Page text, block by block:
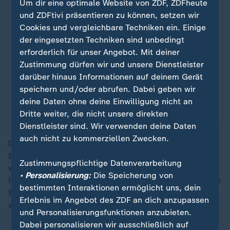
denDatenschutzeinstellungen. Ihre
Zustimmung können Sie im Bereich „Meine
News“ jederzeit widerrufen.
Infografiken anzeigen
Datenschutzeinstellungen anpassen
Deutlich über dem Durchschnitt liegt der Anteil der
Beschäftigten mit Einwanderungsgeschichte auch in
weiteren Mangelberufen: so etwa in der
Fleischverarbeitung, im Verkauf vonLebensmitteln
, bei
Berufskraftfahrern im Güterverkehr, in der Altenpflege
sowie im Metallbau und der Elektrotechnik.
Um dir eine optimale Website von ZDF, ZDFheute
und ZDFtivi präsentieren zu können, setzen wir
Cookies und vergleichbare Techniken ein. Einige
der eingesetzten Techniken sind unbedingt
erforderlich für unser Angebot. Mit deiner
Zustimmung dürfen wir und unsere Dienstleister
darüber hinaus Informationen auf deinem Gerät
speichern und/oder abrufen. Dabei geben wir
deine Daten ohne deine Einwilligung nicht an
Dritte weiter, die nicht unsere direkten
Dienstleister sind. Wir verwenden deine Daten
auch nicht zu kommerziellen Zwecken.
Zustimmungspflichtige Datenverarbeitung
• Personalisierung:Die Speicherung von
bestimmten Interaktionen ermöglicht uns, dein
Erlebnis im Angebot des ZDF an dich anzupassen
und Personalisierungsfunktionen anzubieten.
Dabei personalisieren wir ausschließlich auf